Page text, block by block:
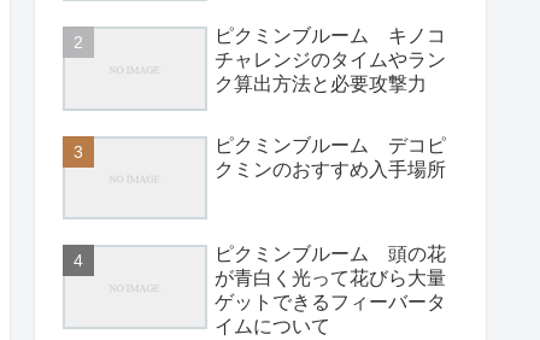
ピクミンブルーム キノコ
チャレンジのタイムやラン
ク算出方法と必要攻撃力
ピクミンブルーム デコピ
クミンのおすすめ入手場所
ピクミンブルーム 頭の花
が青白く光って花びら大量
ゲットできるフィーバータ
イムについて